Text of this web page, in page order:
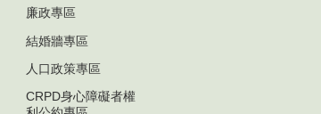
廉政專區
結婚牆專區
人口政策專區
CRPD身心障礙者權